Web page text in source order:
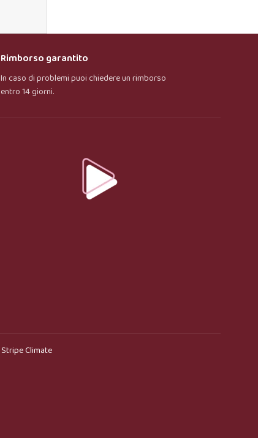
Rimborso garantito
In caso di problemi puoi chiedere un rimborso
entro 14 giorni.
Stripe Climate